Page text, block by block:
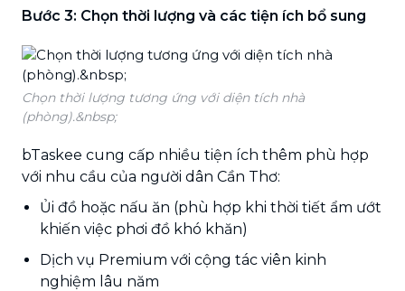
Bước 3: Chọn thời lượng và các tiện ích bổ sung
Chọn thời lượng tương ứng với diện tích nhà
(phòng).&nbsp;
bTaskee cung cấp nhiều tiện ích thêm phù hợp
với nhu cầu của người dân Cần Thơ:
Ủi đồ hoặc nấu ăn (phù hợp khi thời tiết ẩm ướt
khiến việc phơi đồ khó khăn)
Dịch vụ Premium với cộng tác viên kinh
nghiệm lâu năm